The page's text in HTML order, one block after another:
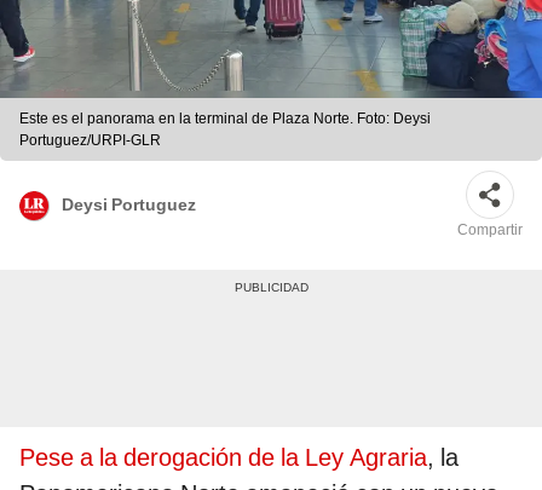
Este es el panorama en la terminal de Plaza Norte. Foto: Deysi
Portuguez/URPI-GLR
Deysi Portuguez
Compartir
Pese a la derogación de la Ley Agraria, la